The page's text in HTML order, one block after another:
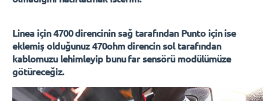
Linea için 4700 direncinin sağ tarafından Punto için ise
eklemiş olduğunuz 470ohm direncin sol tarafından
kablomuzu lehimleyip bunu far sensörü modülümüze
götüreceğiz.